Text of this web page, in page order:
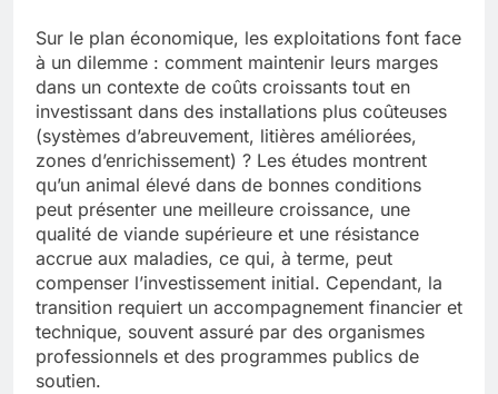
Sur le plan économique, les exploitations font face
à un dilemme : comment maintenir leurs marges
dans un contexte de coûts croissants tout en
investissant dans des installations plus coûteuses
(systèmes d’abreuvement, litières améliorées,
zones d’enrichissement) ? Les études montrent
qu’un animal élevé dans de bonnes conditions
peut présenter une meilleure croissance, une
qualité de viande supérieure et une résistance
accrue aux maladies, ce qui, à terme, peut
compenser l’investissement initial. Cependant, la
transition requiert un accompagnement financier et
technique, souvent assuré par des organismes
professionnels et des programmes publics de
soutien.